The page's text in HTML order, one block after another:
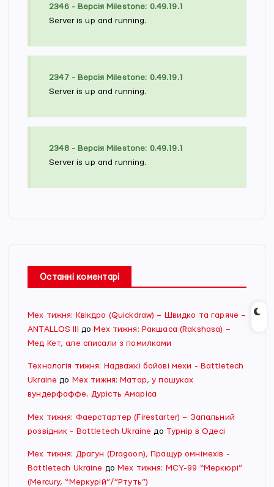
2346 - Версія Milestone: 0.49.19.1
Server is up and running.
2347 - Версія Milestone: 0.49.19.1
Server is up and running.
2348 - Версія Milestone: 0.49.19.1
Server is up and running.
Останні коментарі
Мех тижня: Квікдро (Quickdraw) – Швидко та гаряче –
ANTALLOS III
до Мех тижня: Ракшаса (Rakshasa) –
Мед Кет, але списали з помилками
Технологія тижня: Надважкі бойові мехи - Battletech
Ukraine до Мех тижня: Матар, у пошуках
вундерфаффе. Дурість Амаріса
Мех тижня: Фаерстартер (Firestarter) – Запальний
розвідник - Battletech Ukraine до Турнір в Одесі
Мех тижня: Драгун (Dragoon), Пращур омнімехів -
Battletech Ukraine доМех тижня: MCY-99 “Меркюрі”
(Mercury, “Меркурій”/”Ртуть”)